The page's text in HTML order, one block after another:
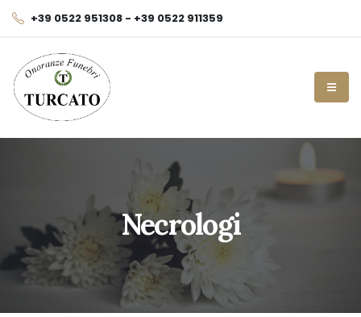
+39 0522 951308 - +39 0522 911359
Necrologi